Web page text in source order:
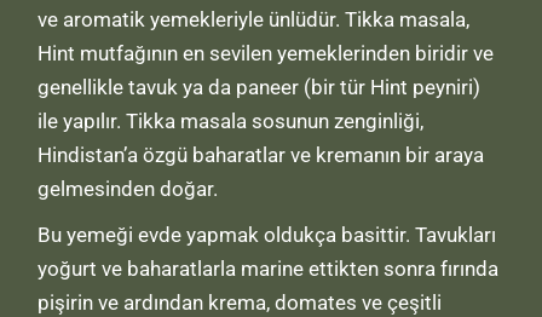
ve aromatik yemekleriyle ünlüdür. Tikka masala,
Hint mutfağının en sevilen yemeklerinden biridir ve
genellikle tavuk ya da paneer (bir tür Hint peyniri)
ile yapılır. Tikka masala sosunun zenginliği,
Hindistan’a özgü baharatlar ve kremanın bir araya
gelmesinden doğar.
Bu yemeği evde yapmak oldukça basittir. Tavukları
yoğurt ve baharatlarla marine ettikten sonra fırında
pişirin ve ardından krema, domates ve çeşitli